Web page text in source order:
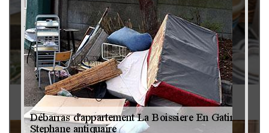
Brocanteur 79